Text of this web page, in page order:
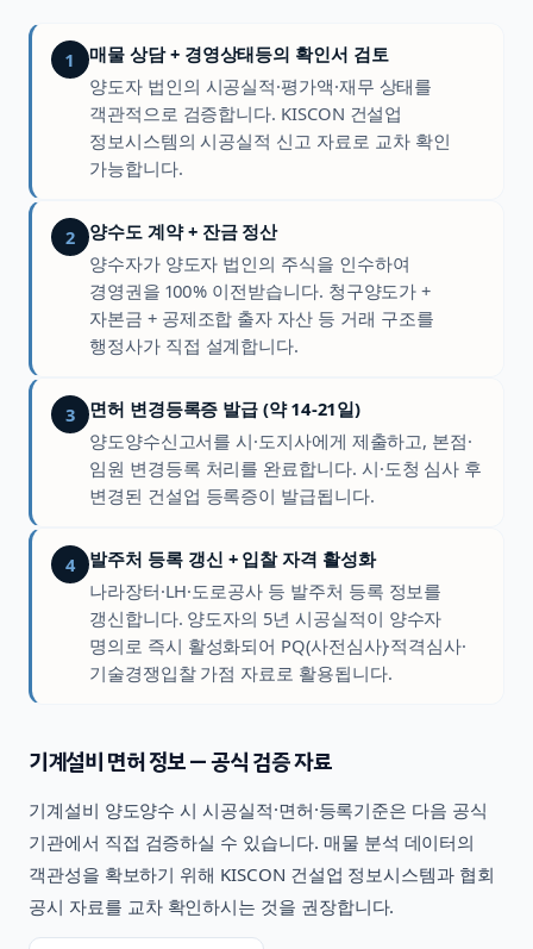
1
매물 상담 + 경영상태등의 확인서 검토
양도자 법인의 시공실적·평가액·재무 상태를
객관적으로 검증합니다. KISCON 건설업
정보시스템의 시공실적 신고 자료로 교차 확인
가능합니다.
2
양수도 계약 + 잔금 정산
양수자가 양도자 법인의 주식을 인수하여
경영권을 100% 이전받습니다. 청구양도가 +
자본금 + 공제조합 출자 자산 등 거래 구조를
행정사가 직접 설계합니다.
3
면허 변경등록증 발급 (약 14-21일)
양도양수신고서를 시·도지사에게 제출하고, 본점·
임원 변경등록 처리를 완료합니다. 시·도청 심사 후
변경된 건설업 등록증이 발급됩니다.
4
발주처 등록 갱신 + 입찰 자격 활성화
나라장터·LH·도로공사 등 발주처 등록 정보를
갱신합니다. 양도자의 5년 시공실적이 양수자
명의로 즉시 활성화되어 PQ(사전심사)·적격심사·
기술경쟁입찰 가점 자료로 활용됩니다.
기계설비면허 정보 — 공식 검증 자료
기계설비 양도양수 시 시공실적·면허·등록기준은 다음 공식
기관에서 직접 검증하실 수 있습니다. 매물 분석 데이터의
객관성을 확보하기 위해 KISCON 건설업 정보시스템과 협회
공시 자료를 교차 확인하시는 것을 권장합니다.